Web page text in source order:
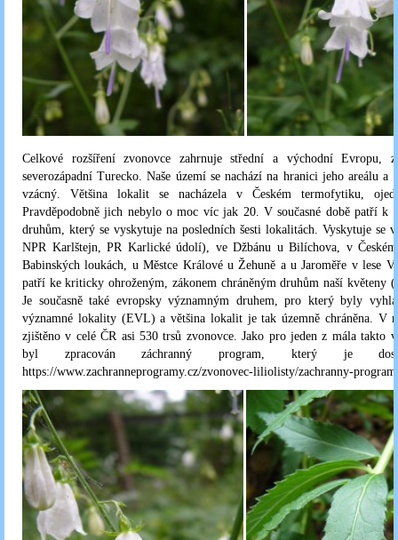
Celkové rozšíření zvonovce zahrnuje střední a východní Evropu,
severozápadní Turecko. Naše území se nachází na hranici jeho areálu a
vzácný. Většina lokalit se nacházela v Českém termofytiku,
Pravděpodobně jich nebylo o moc víc jak 20. V současné době patří k
druhům, který se vyskytuje na posledních šesti lokalitách. Vyskytuje se v
NPR Karlštejn, PR Karlické údolí), ve Džbánu u Bilíchova, v
Babinských loukách, u Městce Králové u Žehuně a u Jaroměře v lese
patří ke kriticky ohroženým, zákonem chráněným druhům naší květeny (
Je současně také evropsky významným druhem, pro který byly
významné lokality (EVL) a většina lokalit je tak územně chráněna. V
zjištěno v celé ČR asi 530 trsů zvonovce. Jako pro jeden z mála takto
byl zpracován záchranný program, který je
https://www.zachranneprogramy.cz/zvonovec-liliolisty/zachranny-